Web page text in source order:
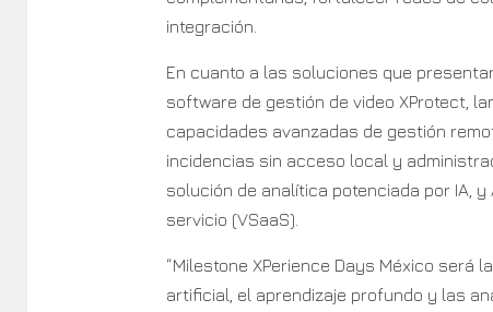
integración.
En cuanto a las soluciones que
software de gestión de video XProtect,
capacidades avanzadas de gestión
incidencias sin acceso local y
solución de analítica potenciada por IA,
servicio (VSaaS).
“Milestone XPerience Days México será
artificial, el aprendizaje profundo y las